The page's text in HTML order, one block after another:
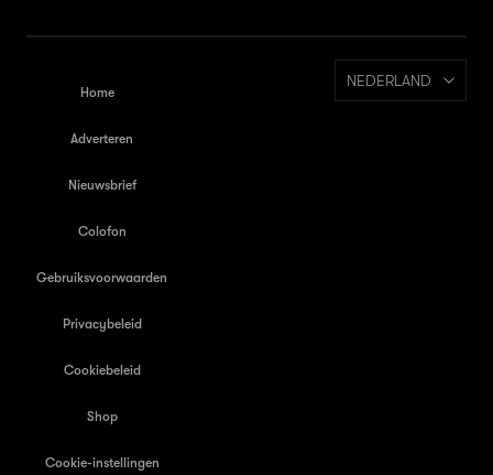
Home
Adverteren
Nieuwsbrief
Colofon
Gebruiksvoorwaarden
Privacybeleid
Cookiebeleid
Shop
Cookie-instellingen
NEDERLAND